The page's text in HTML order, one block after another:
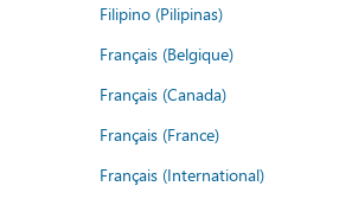
Filipino (Pilipinas)
Français (Belgique)
Français (Canada)
Français (France)
Français (International)